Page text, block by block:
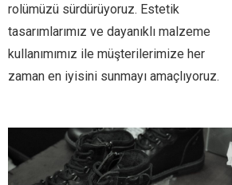
rolümüzü sürdürüyoruz. Estetik
tasarımlarımız ve dayanıklı malzeme
kullanımımız ile müşterilerimize her
zaman en iyisini sunmayı amaçlıyoruz.